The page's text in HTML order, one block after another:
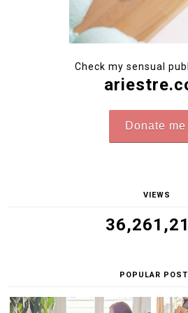
Check my sensual
Donate me
VIEWS
POPULAR